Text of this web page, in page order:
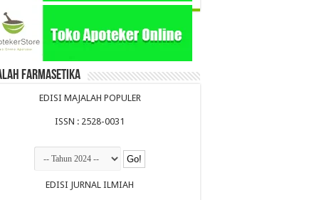
Farmasetika
EDISI MAJALAH POPULER
ISSN : 2528-0031
EDISI JURNAL ILMIAH